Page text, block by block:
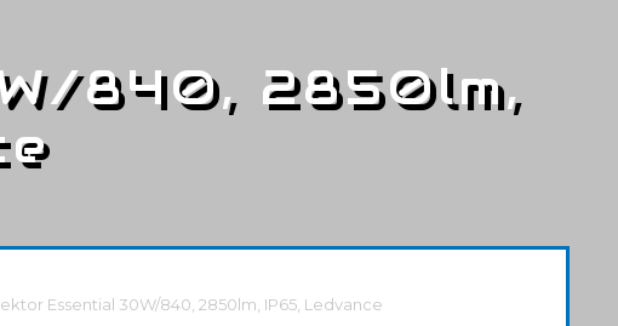
840, 2850lm,
Essential 30W/840, 2850lm, IP65, Ledvance